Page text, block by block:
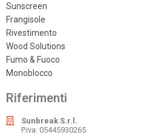
Sunscreen
Frangisole
Rivestimento
Wood Solutions
Fumo & Fuoco
Monoblocco
Riferimenti
Sunbreak S.r.l.
P.iva: 05445930265